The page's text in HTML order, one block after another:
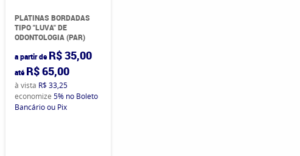
PLATINAS BORDADAS
TIPO "LUVA" DE
ODONTOLOGIA (PAR)
a partir de R$ 35,00
até R$ 65,00
à vista R$ 33,25
economize 5% no Boleto
Bancário ou Pix